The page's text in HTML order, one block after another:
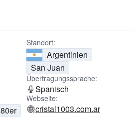
Standort:
Argentinien
San Juan
Übertragungssprache:
Spanisch
80er
Webseite:
cristal1003.com.ar